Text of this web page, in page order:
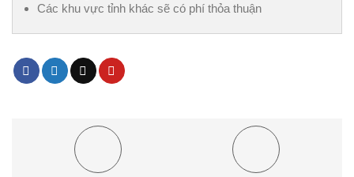
Các khu vực tỉnh khác sẽ có phí thỏa thuận